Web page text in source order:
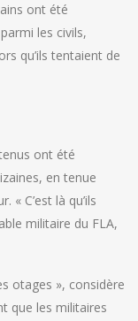
ont été
les civils,
qu’ils tentaient de
ont été
en tenue
« C’est là qu’ils
militaire du FLA,
otages », considère
que les militaires